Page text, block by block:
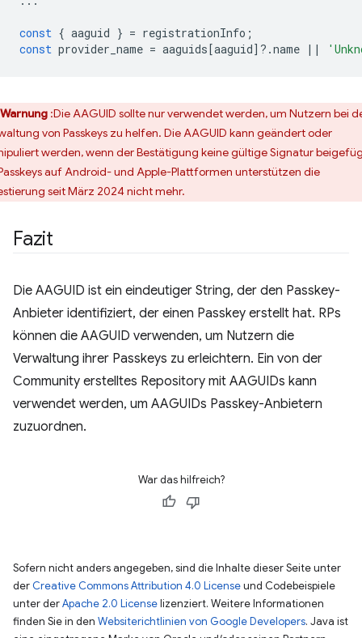
const { aaguid } = registrationInfo ;
const provider_name = aaguids [aaguid] ? .name ||
Warnung :Die AAGUID sollte nur verwendet werden, um Nutzern bei
von Passkeys zu helfen. Die AAGUID kann geändert oder
werden, wenn der Bestätigung keine gültige Signatur
auf Android- und Apple-Plattformen unterstützen die
seit März 2024 nicht mehr.
Fazit
Die AAGUID ist ein eindeutiger String, der den Passkey-
Anbieter identifiziert, der einen Passkey erstellt hat. RPs
können die AAGUID verwenden, um Nutzern die
Verwaltung ihrer Passkeys zu erleichtern. Ein von der
Community erstelltes Repository mit AAGUIDs kann
verwendet werden, um AAGUIDs Passkey-Anbietern
zuzuordnen.
War das hilfreich?
Sofern nicht anders angegeben, sind die Inhalte dieser Seite unter
der Creative Commons Attribution 4.0 Licenseund Codebeispiele
unter derApache 2.0 Licenselizenziert. Weitere Informationen
finden Sie in den Websiterichtlinien von Google Developers. Java ist